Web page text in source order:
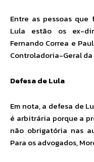
Entre as pessoas que
Lula estão os ex-
Fernando Correa e
Controladoria-Geral da
Defesa de Lula
Em nota, a defesa de
é arbitrária porque a
não obrigatória nas
Para os advogados,